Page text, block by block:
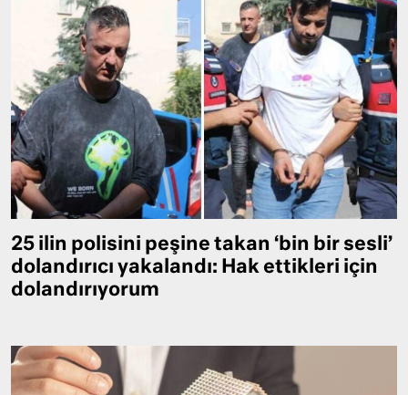
25 ilin polisini peşine takan ‘bin bir sesli’
dolandırıcı yakalandı: Hak ettikleri için
dolandırıyorum